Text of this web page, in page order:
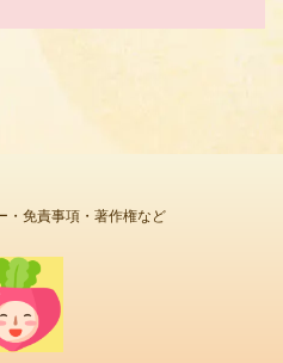
・免責事項・著作権など